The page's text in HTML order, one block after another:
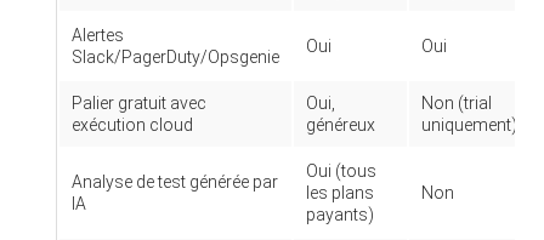
Alertes
Slack/PagerDuty/Opsgenie
Oui Oui
Palier gratuit avec
exécution cloud
Oui,
généreux
Non (trial
uniquement)
Analyse de test générée par
IA
Oui (tous
les plans
payants)
Non